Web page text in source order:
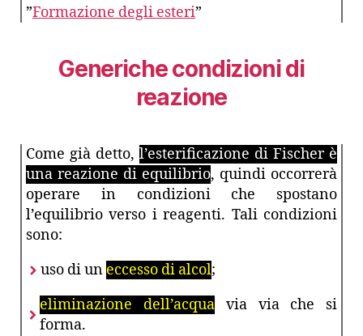
”Formazione degli esteri”
Generiche condizioni di
reazione
Come già detto, l’esterificazione di Fischer è
una reazione di equilibrio, quindi occorrerà
operare in condizioni che spostano
l’equilibrio verso i reagenti. Tali condizioni
sono:
uso di un eccesso di alcol;
eliminazione dell’acqua via via che si
forma.